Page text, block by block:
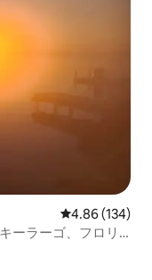
レビュー134
4.86 (134)
ーラーゴ、フロリ